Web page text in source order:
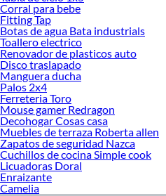
Corral para bebe
Fitting Tap
Botas de agua Bata industrials
Toallero electrico
Renovador de plasticos auto
Disco traslapado
Manguera ducha
Palos 2x4
Ferreteria Toro
Mouse gamer Redragon
Decohogar Cosas casa
Muebles de terraza Roberta allen
Zapatos de seguridad Nazca
Cuchillos de cocina Simple cook
Licuadoras Doral
Enraizante
Camelia